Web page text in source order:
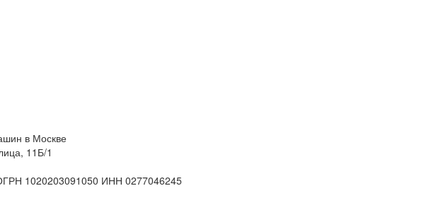
в Москве
11Б/1
1020203091050 ИНН 0277046245